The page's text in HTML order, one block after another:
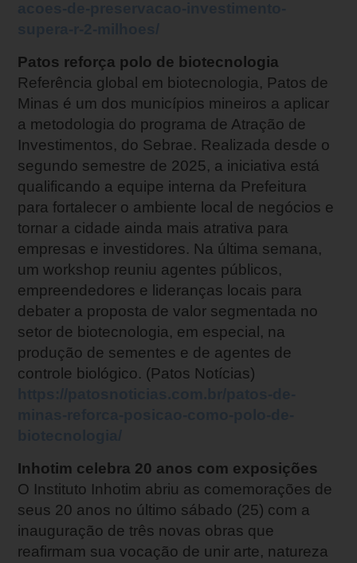
Patos reforça polo de biotecnologia
Referência global em biotecnologia, Patos de
Minas é um dos municípios mineiros a aplicar
a metodologia do programa de Atração de
Investimentos, do Sebrae. Realizada desde o
segundo semestre de 2025, a iniciativa está
qualificando a equipe interna da Prefeitura
para fortalecer o ambiente local de negócios e
tornar a cidade ainda mais atrativa para
empresas e investidores. Na última semana,
um workshop reuniu agentes públicos,
empreendedores e lideranças locais para
debater a proposta de valor segmentada no
setor de biotecnologia, em especial, na
produção de sementes e de agentes de
controle biológico. (Patos Notícias)
Inhotim celebra 20 anos com exposições
O Instituto Inhotim abriu as comemorações de
seus 20 anos no último sábado (25) com a
inauguração de três novas obras que
reafirmam sua vocação de unir arte, natureza